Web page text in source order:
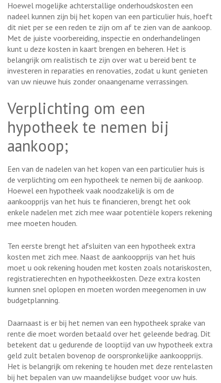
Hoewel mogelijke achterstallige onderhoudskosten een
nadeel kunnen zijn bij het kopen van een particulier huis, hoeft
dit niet per se een reden te zijn om af te zien van de aankoop.
Met de juiste voorbereiding, inspectie en onderhandelingen
kunt u deze kosten in kaart brengen en beheren. Het is
belangrijk om realistisch te zijn over wat u bereid bent te
investeren in reparaties en renovaties, zodat u kunt genieten
van uw nieuwe huis zonder onaangename verrassingen.
Verplichting om een
hypotheek te nemen bij
aankoop;
Een van de nadelen van het kopen van een particulier huis is
de verplichting om een hypotheek te nemen bij de aankoop.
Hoewel een hypotheek vaak noodzakelijk is om de
aankoopprijs van het huis te financieren, brengt het ook
enkele nadelen met zich mee waar potentiële kopers rekening
mee moeten houden.
Ten eerste brengt het afsluiten van een hypotheek extra
kosten met zich mee. Naast de aankoopprijs van het huis
moet u ook rekening houden met kosten zoals notariskosten,
registratierechten en hypotheekkosten. Deze extra kosten
kunnen snel oplopen en moeten worden meegenomen in uw
budgetplanning.
Daarnaast is er bij het nemen van een hypotheek sprake van
rente die moet worden betaald over het geleende bedrag. Dit
betekent dat u gedurende de looptijd van uw hypotheek extra
geld zult betalen bovenop de oorspronkelijke aankoopprijs.
Het is belangrijk om rekening te houden met deze rentelasten
bij het bepalen van uw maandelijkse budget voor uw huis.